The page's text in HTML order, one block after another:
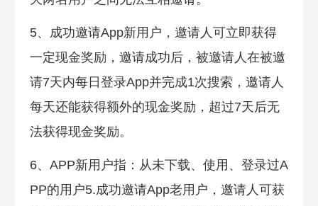
5、成功邀请App新用户，邀请人可立即获得
一定现金奖励，邀请成功后，被邀请人在被邀
请7天内每日登录App并完成1次搜索，邀请人
每天还能获得额外的现金奖励，超过7天后无
法获得现金奖励。
6、APP新用户指：从未下载、使用、登录过A
PP的用户5.成功邀请App老用户，邀请人可获